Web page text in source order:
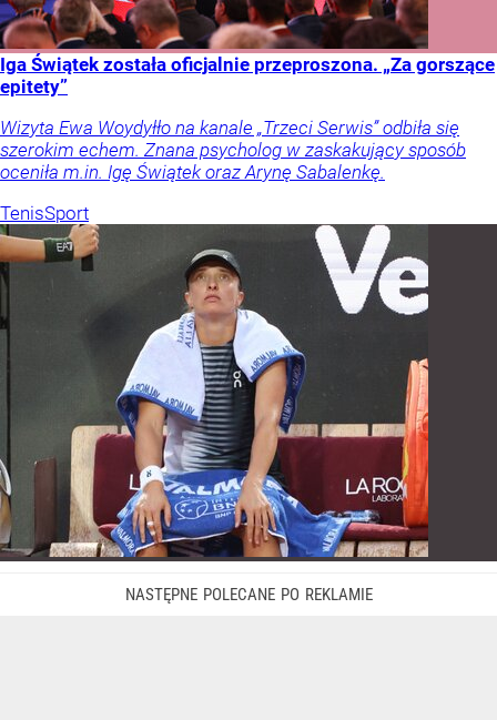
Iga Świątek została oficjalnie przeproszona. „Za gorszące
epitety”
Wizyta Ewa Woydyłło na kanale „Trzeci Serwis” odbiła się
szerokim echem. Znana psycholog w zaskakujący sposób
oceniła m.in. Igę Świątek oraz Arynę Sabalenkę.
TenisSport